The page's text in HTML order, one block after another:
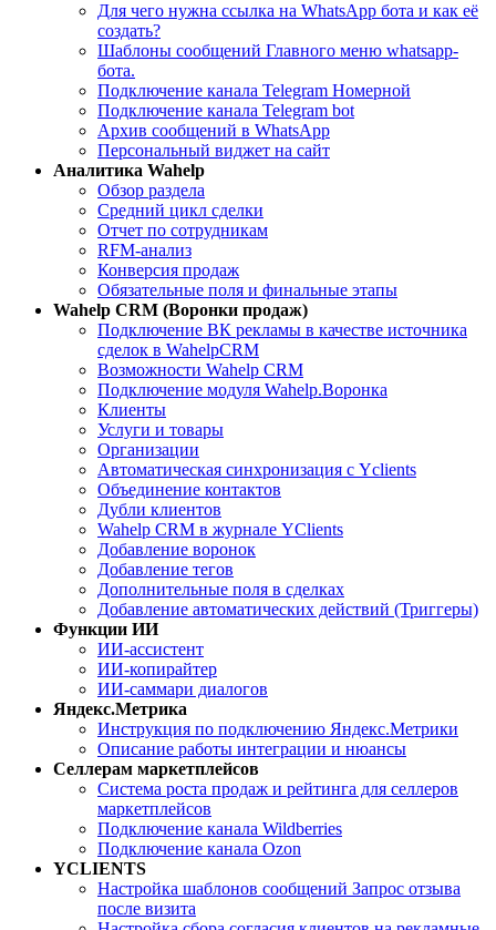
Для чего нужна ссылка на WhatsApp бота и как её
создать?
Шаблоны сообщений Главного меню whatsapp-
бота.
Подключение канала Telegram Номерной
Подключение канала Telegram bot
Архив сообщений в WhatsApp
Персональный виджет на сайт
Aналитика Wahelp
Обзор раздела
Средний цикл сделки
Отчет по сотрудникам
RFM-анализ
Конверсия продаж
Обязательные поля и финальные этапы
Wahelp CRM (Воронки продаж)
Подключение ВК рекламы в качестве источника
сделок в WahelpCRM
Возможности Wahelp CRM
Подключение модуля Wahelp.Воронка
Клиенты
Услуги и товары
Организации
Автоматическая синхронизация с Yclients
Объединение контактов
Дубли клиентов
Wahelp CRM в журнале YClients
Добавление воронок
Добавление тегов
Дополнительные поля в сделках
Добавление автоматических действий (Триггеры)
Функции ИИ
ИИ-ассистент
ИИ-копирайтер
ИИ-саммари диалогов
Яндекс.Метрика
Инструкция по подключению Яндекс.Метрики
Описание работы интеграции и нюансы
Селлерам маркетплейсов
Система роста продаж и рейтинга для селлеров
маркетплейсов
Подключение канала Wildberries
Подключение канала Ozon
YCLIENTS
Настройка шаблонов сообщений Запрос отзыва
после визита